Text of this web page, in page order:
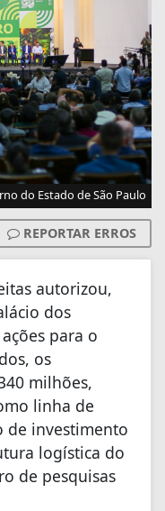
do Estado de São Paulo
REPORTAR ERROS
autorizou,
dos
para o
os
milhões,
linha de
de investimento
logística do
de pesquisas